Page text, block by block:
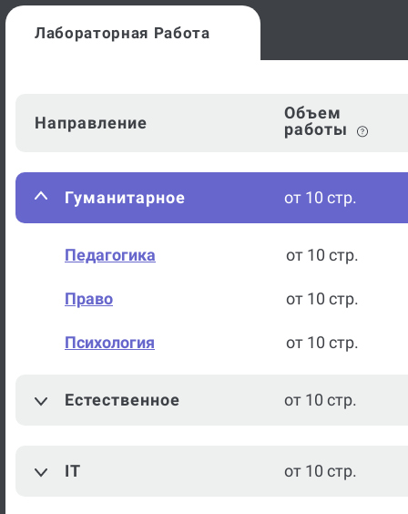
Лабораторная Работа
Направление
Объем
работы
Гуманитарное от 10 стр.
Педагогика от 10 стр.
Право от 10 стр.
Психология от 10 стр.
Естественное от 10 стр.
IT от 10 стр.